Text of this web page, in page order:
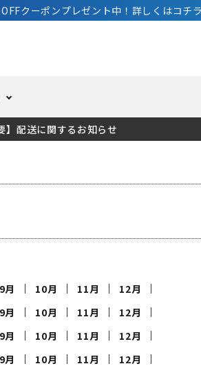
クーポンプレゼント中！詳しくはコチ
アクセサリー
サーフ
】配送に関するお知らせ
9月 10月 11月
12月
9月 10月 11月
12月
9月 10月 11月
12月
9月 10月 11月
12月